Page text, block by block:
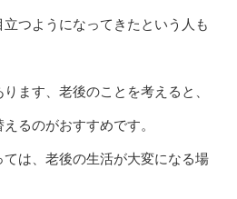
つようになってきたという人も
ます、老後のことを考えると、
るのがおすすめです。
ては、老後の生活が大変になる場